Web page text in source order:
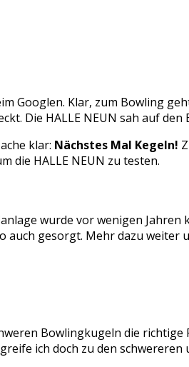
Googlen. Klar, zum Bowling
Die HALLE NEUN sah auf
klar: Nächstes Mal Kegeln!
die HALLE NEUN zu testen.
wurde vor wenigen
auch gesorgt. Mehr dazu weiter
Bowlingkugeln die
ich doch zu den